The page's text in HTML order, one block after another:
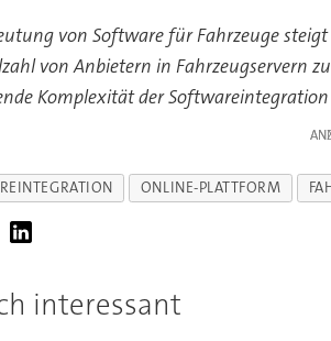
von Software für Fahrzeuge
von Anbietern in Fahrzeugservern
Komplexität der
ONLINE-PLATTFORM
interessant